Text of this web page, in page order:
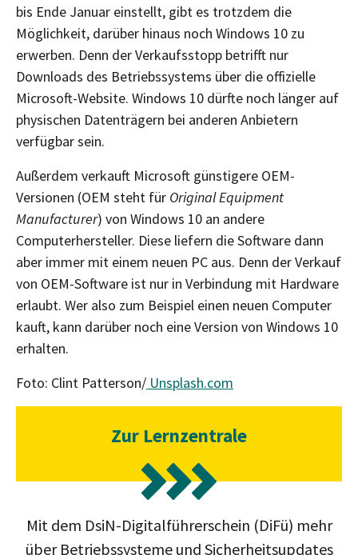
bis Ende Januar einstellt, gibt es trotzdem die
Möglichkeit, darüber hinaus noch Windows 10 zu
erwerben. Denn der Verkaufsstopp betrifft nur
Downloads des Betriebssystems über die offizielle
Microsoft-Website. Windows 10 dürfte noch länger auf
physischen Datenträgern bei anderen Anbietern
verfügbar sein.
Außerdem verkauft Microsoft günstigere OEM-
Versionen (OEM steht für Original Equipment
Manufacturer) von Windows 10 an andere
Computerhersteller. Diese liefern die Software dann
aber immer mit einem neuen PC aus. Denn der Verkauf
von OEM-Software ist nur in Verbindung mit Hardware
erlaubt. Wer also zum Beispiel einen neuen Computer
kauft, kann darüber noch eine Version von Windows 10
erhalten.
Foto: Clint Patterson/ Unsplash.com
Zur Lernzentrale
Mit dem DsiN-Digitalführerschein (DiFü) mehr
über Betriebssysteme und Sicherheitsupdates